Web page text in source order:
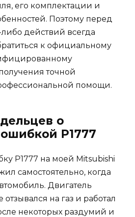
его комплектации и
Поэтому перед
действий всегда
к официальному
точной
помощи.
о
Р1777
Р1777 на моей Mitsubishi
самостоятельно, когда
Двигатель
отзывался на газ и работал
некоторых раздумий и